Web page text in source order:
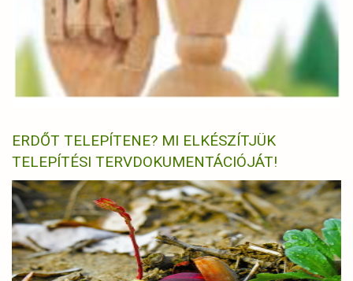
ERDŐT TELEPÍTENE? MI ELKÉSZÍTJÜK
TELEPÍTÉSI TERVDOKUMENTÁCIÓJÁT!